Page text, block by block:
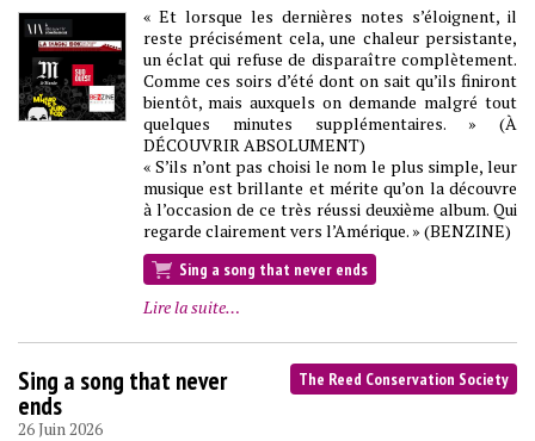
« Et lorsque les dernières notes s’éloignent, il
reste précisément cela, une chaleur persistante,
un éclat qui refuse de disparaître complètement.
Comme ces soirs d’été dont on sait qu’ils finiront
bientôt, mais auxquels on demande malgré tout
quelques minutes supplémentaires. » (À
DÉCOUVRIR ABSOLUMENT)
« S’ils n’ont pas choisi le nom le plus simple, leur
musique est brillante et mérite qu’on la découvre
à l’occasion de ce très réussi deuxième album. Qui
regarde clairement vers l’Amérique. » (BENZINE)
Sing a song that never ends
Lire la suite…
The Reed Conservation Society
Sing a song that never
ends
26 Juin 2026